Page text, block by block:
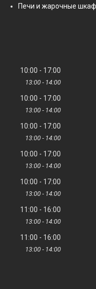
Печи и жарочные
10:00 17:00
13:00 14:00
10:00 17:00
13:00 14:00
10:00 17:00
13:00 14:00
10:00 17:00
13:00 14:00
10:00 17:00
13:00 14:00
11:00 16:00
13:00 14:00
11:00 16:00
13:00 14:00